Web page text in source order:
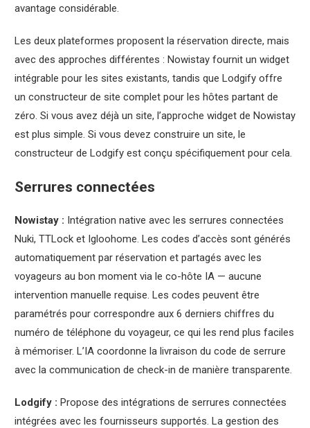
avantage considérable.
Les deux plateformes proposent la réservation directe, mais
avec des approches différentes : Nowistay fournit un widget
intégrable pour les sites existants, tandis que Lodgify offre
un constructeur de site complet pour les hôtes partant de
zéro. Si vous avez déjà un site, l’approche widget de Nowistay
est plus simple. Si vous devez construire un site, le
constructeur de Lodgify est conçu spécifiquement pour cela.
Serrures connectées
Nowistay : Intégration native avec les serrures connectées
Nuki, TTLock et Igloohome. Les codes d’accès sont générés
automatiquement par réservation et partagés avec les
voyageurs au bon moment via le co-hôte IA — aucune
intervention manuelle requise. Les codes peuvent être
paramétrés pour correspondre aux 6 derniers chiffres du
numéro de téléphone du voyageur, ce qui les rend plus faciles
à mémoriser. L’IA coordonne la livraison du code de serrure
avec la communication de check-in de manière transparente.
Lodgify : Propose des intégrations de serrures connectées
intégrées avec les fournisseurs supportés. La gestion des